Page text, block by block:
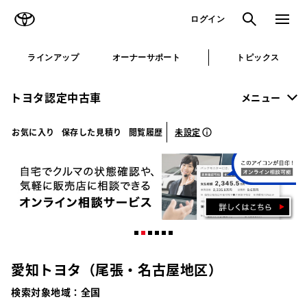
ログイン 検索 メニュ
ラインアップ オーナーサポート トピックス
トヨタ認定中古車 メニュー
お気に入り 保存した見積り 閲覧履歴 未設定
愛知トヨタ（尾張・名古屋地区）
検索対象地域： 全国